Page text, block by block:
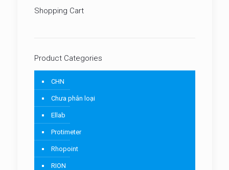
Shopping Cart
Product Categories
CHN
Chưa phân loại
Ellab
Protimeter
Rhopoint
RION